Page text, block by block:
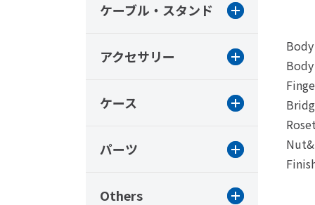
ケーブル・スタンド
アクセサリー
ケース
パーツ
Others